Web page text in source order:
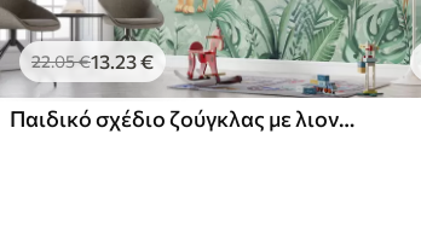
22.05€13.23€
Παιδικό σχέδιο ζούγκλας με λιοντάρι, καμηλοπάρδαλη, ελέφαντα και παπαγάλους